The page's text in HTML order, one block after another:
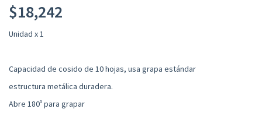
$18,242
Unidad x 1
Capacidad de cosido de 10 hojas, usa grapa estándar
estructura metálica duradera.
Abre 180º para grapar